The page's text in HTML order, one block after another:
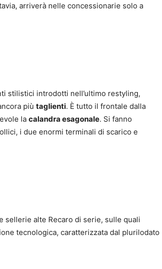
arriverà nelle concessionarie solo a
stilistici introdotti nell’ultimo restyling,
più taglienti. È tutto il frontale dalla
la calandra esagonale. Si fanno
i due enormi terminali di scarico e
sellerie alte Recaro di serie, sulle quali
tecnologica, caratterizzata dal plurilodato